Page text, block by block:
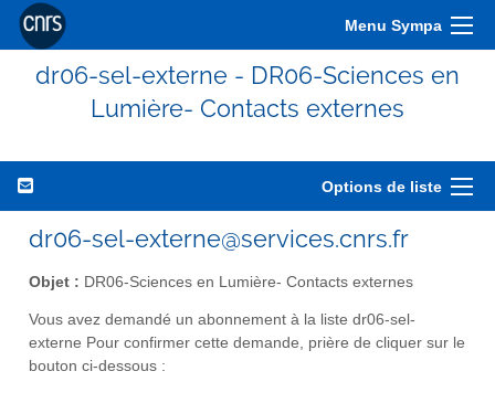
Menu Sympa
dr06-sel-externe - DR06-Sciences en
Lumière- Contacts externes
Options de liste
dr06-sel-externe@services.cnrs.fr
Objet : DR06-Sciences en Lumière- Contacts externes
Vous avez demandé un abonnement à la liste dr06-sel-
externe Pour confirmer cette demande, prière de cliquer sur le
bouton ci-dessous :